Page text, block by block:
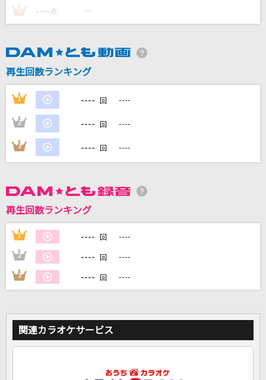
[生音]瀬戸の花嫁
キタニタツヤ
カラオケ最新情報をチェック！
3 ---- 点 ----
再生回数ランキング
1 ---- 回 ----
2 ---- 回 ----
3 ---- 回 ----
再生回数ランキング
1 ---- 回 ----
2 ---- 回 ----
3 ---- 回 ----
関連カラオケサービス